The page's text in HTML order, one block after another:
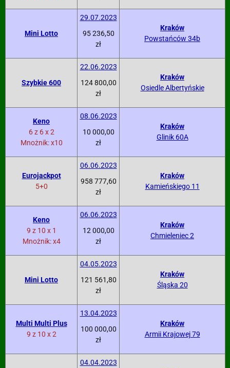
Mini Lotto
29.07.2023
95 236,50
zł
Kraków
Powstańców 34b
Szybkie 600
22.06.2023
124 800,00
zł
Kraków
Osiedle Albertyńskie
Keno
6 z 6 x 2
Mnożnik: x10
08.06.2023
10 000,00
zł
Kraków
Glinik 60A
Eurojackpot
5+0
06.06.2023
958 777,60
zł
Kraków
Kamieńskiego 11
Keno
9 z 10 x 1
Mnożnik: x4
06.06.2023
12 000,00
zł
Kraków
Chmieleniec 2
Mini Lotto
04.05.2023
121 561,80
zł
Kraków
Śląska 20
Multi Multi Plus
9 z 10 x 2
13.04.2023
100 000,00
zł
Kraków
Armii Krajowej 79
04.04.2023